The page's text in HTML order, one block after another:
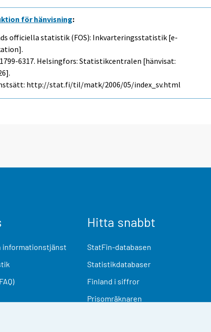
för hänvisning:
officiella statistik (FOS): Inkvarteringsstatistik [e-
6317. Helsingfors: Statistikcentralen [hänvisat:
http://stat.fi/til/matk/2006/05/index_sv.html
informationstjänst
Hitta snabbt
StatFin-databasen
Statistikdatabaser
Finland i siffror
Prisomräknaren